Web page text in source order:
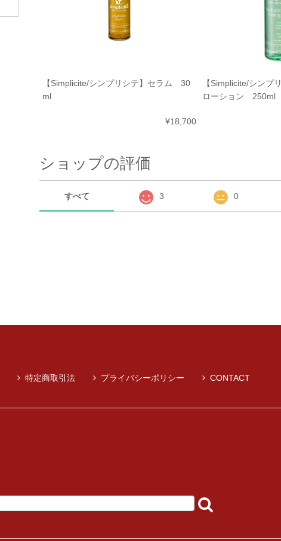
【Simplicite/シンプリシテ】セラム 30
ml
¥18,700
【Simplicite/シンプ
ローション 250ml
ショップの評価
すべて 3 0
特定商取引法 プライバシーポリシー CONTACT